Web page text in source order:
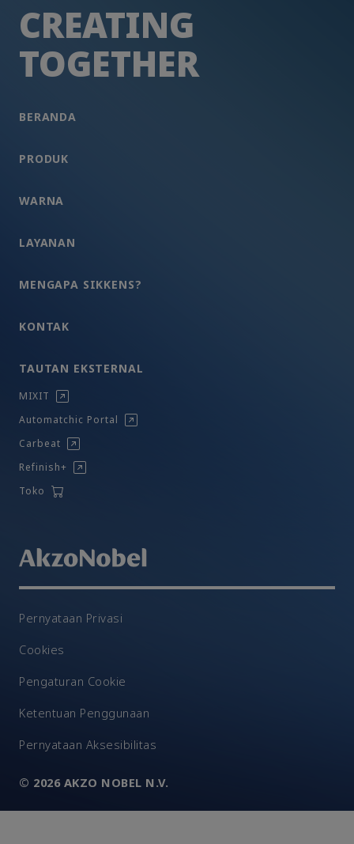
CREATING
TOGETHER
BERANDA
PRODUK
WARNA
LAYANAN
MENGAPA SIKKENS?
KONTAK
TAUTAN EKSTERNAL
MIXIT
Automatchic Portal
Carbeat
Refinish+
Toko
Pernyataan Privasi
Cookies
Pengaturan Cookie
Ketentuan Penggunaan
Pernyataan Aksesibilitas
© 2026 AKZO NOBEL N.V.